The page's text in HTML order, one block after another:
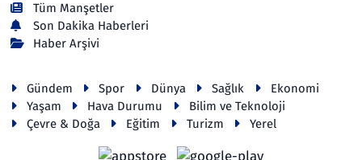
Tüm Manşetler
Son Dakika Haberleri
Haber Arşivi
Gündem Spor Dünya Sağlık
Ekonomi
Yaşam
Hava Durumu
Bilim ve Teknoloji
Çevre & Doğa
Eğitim Turizm Yerel